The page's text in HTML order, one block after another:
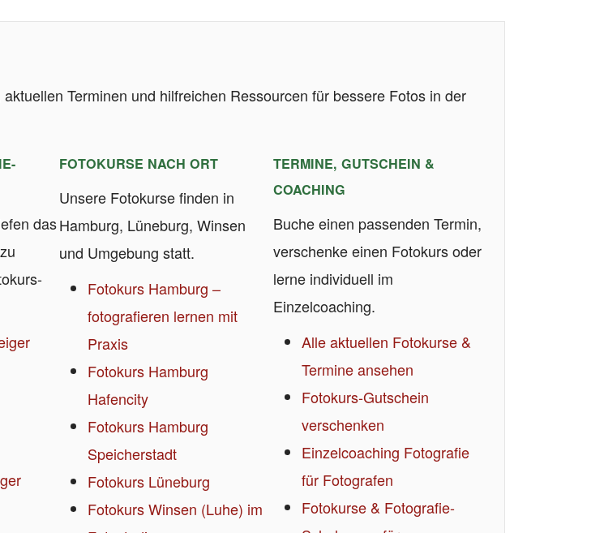
Terminen und hilfreichen Ressourcen für bessere Fotos in der
das
FOTOKURSE NACH ORT
Unsere Fotokurse finden in
Hamburg, Lüneburg, Winsen
und Umgebung statt.
Fotokurs Hamburg –
fotografieren lernen mit
Praxis
Fotokurs Hamburg
Hafencity
Fotokurs Hamburg
Speicherstadt
Fotokurs Lüneburg
Fotokurs Winsen (Luhe) im
TERMINE, GUTSCHEIN &
COACHING
Buche einen passenden Termin,
verschenke einen Fotokurs oder
lerne individuell im
Einzelcoaching.
Alle aktuellen Fotokurse &
Termine ansehen
Fotokurs-Gutschein
verschenken
Einzelcoaching Fotografie
für Fotografen
Fotokurse & Fotografie-